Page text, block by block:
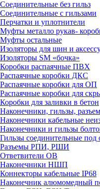
Соединительные без гильз
Соединительные с гильзами
Перчатки и уплотнители
Муфты металло рукав-
Муфты остальные
Изоляторы для шин и
Изоляторы SM «бочка»
Коробки распаячные ПВХ
Распаячные коробки ДКС
Распаячные коробки для ОП
Распаячные коробки для
Коробки для заливки в бетон
Наконечники, гильзы,
Наконечники кабельные
Наконечники и гильзы
Гильзы соединительные
Разъемы РПИ, РШИ
Ответвители ОВ
Наконечники НШП
Коннекторы кабельные IP68
Наконечник алюмомедный